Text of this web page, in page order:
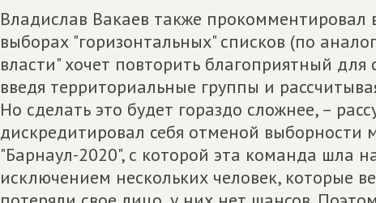
Владислав Вакаев также
выборах "горизонтальных" списков (по
власти" хочет повторить благоприятный
введя территориальные группы и
Но сделать это будет гораздо сложнее, –
дискредитировал себя отменой выборности
"Барнаул-2020", с которой эта команда шла
исключением нескольких человек, которые